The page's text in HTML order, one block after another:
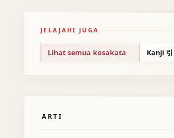
JELAJAHI JUGA
Lihat semua kosakata Kanji 引
ARTI